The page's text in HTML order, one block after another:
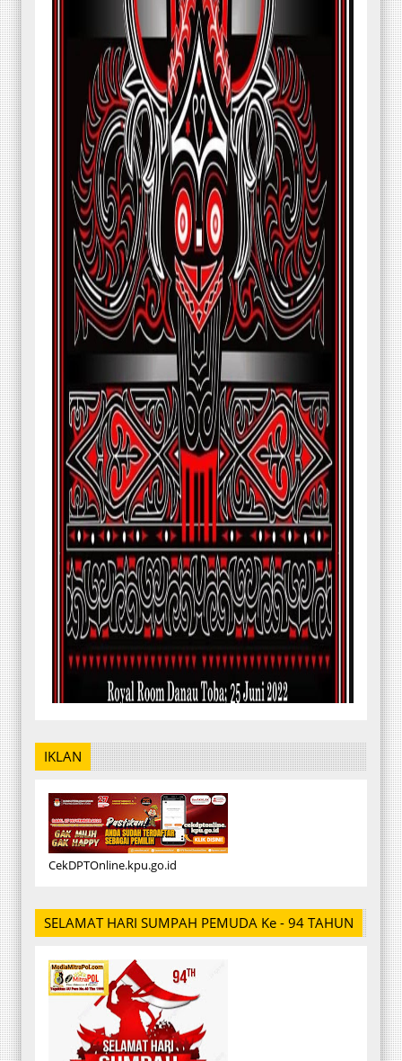
IKLAN
CekDPTOnline.kpu.go.id
SELAMAT HARI SUMPAH PEMUDA Ke - 94 TAHUN